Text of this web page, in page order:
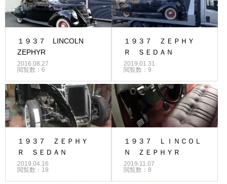
１９３７ LINCOLN
ZEPHYR
2016.08.27
閲覧数：6
１９３７ ＺＥＰＨＹ
Ｒ ＳＥＤＡＮ
2019.01.31
閲覧数：9
１９３７ ＺＥＰＨＹ
Ｒ ＳＥＤＡＮ
2019.04.16
閲覧数：19
１９３７ ＬＩＮＣＯＬ
Ｎ ＺＥＰＨＹＲ
2019.11.07
閲覧数：8